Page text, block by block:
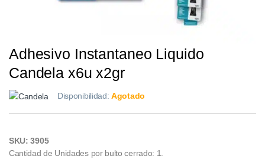
Adhesivo Instantaneo Liquido
Candela x6u x2gr
Disponibilidad:Agotado
SKU: 3905
Cantidad de Unidades por bulto cerrado: 1.